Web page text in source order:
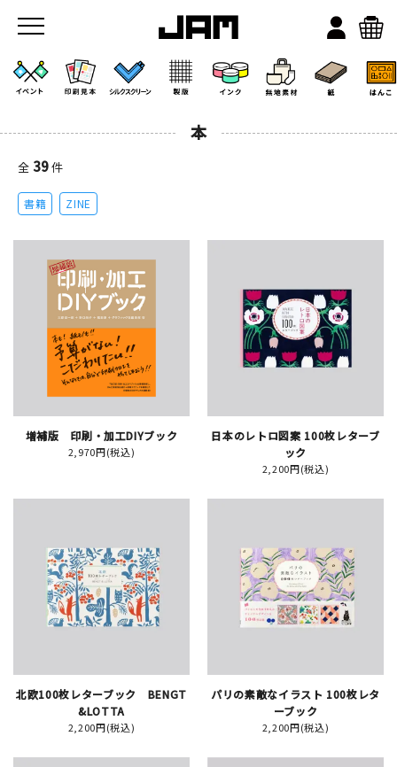
お店/ワークスペース
イベント
無地素材
雑貨
本
全 39件
書籍 ZINE
増補版 印刷・加工DIYブック
2,970円(税込)
日本のレトロ図案 100枚レターブ
ック
2,200円(税込)
北欧100枚レターブック BENGT
&LOTTA
2,200円(税込)
パリの素敵なイラスト 100枚レタ
ーブック
2,200円(税込)